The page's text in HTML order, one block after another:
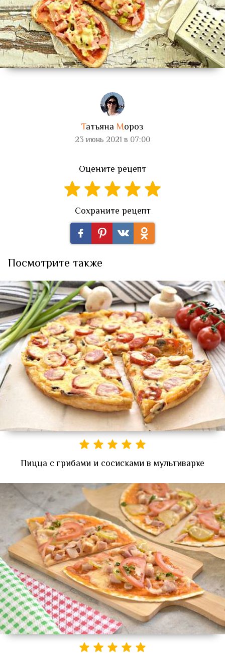
Татьяна Мороз
23 июнь 2021 в 07:00
Оцените рецепт
Сохраните рецепт
Посмотрите также
Пицца с грибами и сосисками в мультиварке